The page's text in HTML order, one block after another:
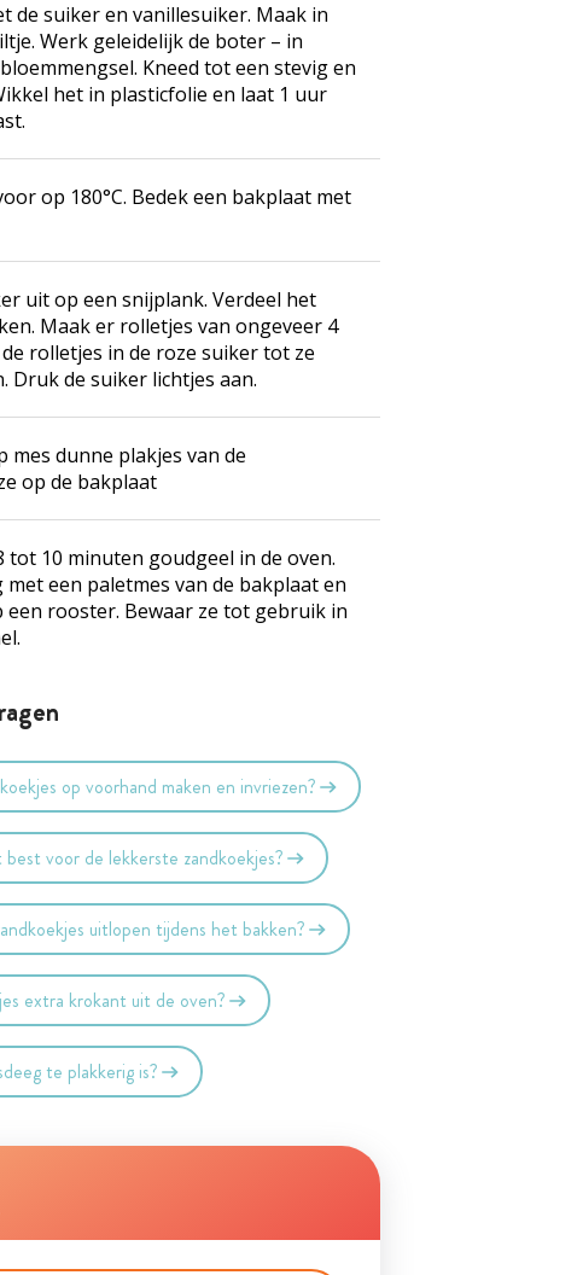
de suiker en vanillesuiker. Maak in
Werk geleidelijk de boter – in
Kneed tot een stevig en
het in plasticfolie en laat 1 uur
op 180°C. Bedek een bakplaat met
uit op een snijplank. Verdeel het
Maak er rolletjes van ongeveer 4
rolletjes in de roze suiker tot ze
Druk de suiker lichtjes aan.
mes dunne plakjes van de
op de bakplaat
tot 10 minuten goudgeel in de oven.
een paletmes van de bakplaat en
een rooster. Bewaar ze tot gebruik in
op voorhand maken en invriezen?
voor de lekkerste zandkoekjes?
uitlopen tijdens het bakken?
extra krokant uit de oven?
te plakkerig is?